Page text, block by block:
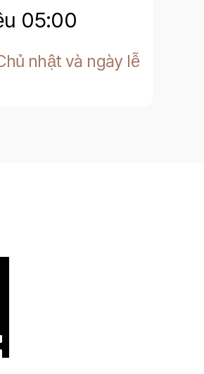
05:00
nhật và ngày lễ